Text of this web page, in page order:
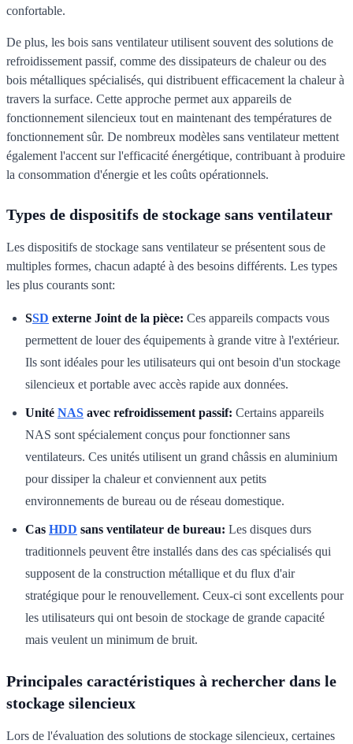
confortable.
De plus, les bois sans ventilateur utilisent souvent des solutions de
refroidissement passif, comme des dissipateurs de chaleur ou des
bois métalliques spécialisés, qui distribuent efficacement la chaleur à
travers la surface. Cette approche permet aux appareils de
fonctionnement silencieux tout en maintenant des températures de
fonctionnement sûr. De nombreux modèles sans ventilateur mettent
également l'accent sur l'efficacité énergétique, contribuant à produire
la consommation d'énergie et les coûts opérationnels.
Types de dispositifs de stockage sans ventilateur
Les dispositifs de stockage sans ventilateur se présentent sous de
multiples formes, chacun adapté à des besoins différents. Les types
les plus courants sont:
SSD externe Joint de la pièce: Ces appareils compacts vous
permettent de louer des équipements à grande vitre à l'extérieur.
Ils sont idéales pour les utilisateurs qui ont besoin d'un stockage
silencieux et portable avec accès rapide aux données.
Unité NAS avec refroidissement passif: Certains appareils
NAS sont spécialement conçus pour fonctionner sans
ventilateurs. Ces unités utilisent un grand châssis en aluminium
pour dissiper la chaleur et conviennent aux petits
environnements de bureau ou de réseau domestique.
Cas HDD sans ventilateur de bureau: Les disques durs
traditionnels peuvent être installés dans des cas spécialisés qui
supposent de la construction métallique et du flux d'air
stratégique pour le renouvellement. Ceux-ci sont excellents pour
les utilisateurs qui ont besoin de stockage de grande capacité
mais veulent un minimum de bruit.
Principales caractéristiques à rechercher dans le
stockage silencieux
Lors de l'évaluation des solutions de stockage silencieux, certaines